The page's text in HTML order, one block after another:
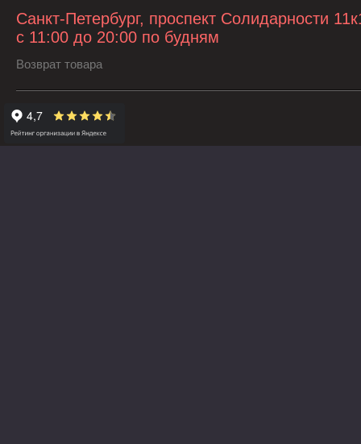
Санкт-Петербург, проспект Солидарности
с 11:00 до 20:00 по будням
Возврат товара